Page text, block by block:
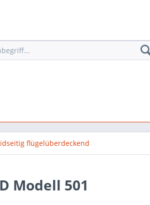
flügelüberdeckend
Modell 501